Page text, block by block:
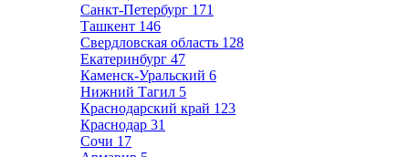
Санкт-Петербург 171
Ташкент 146
Свердловская область 128
Екатеринбург 47
Каменск-Уральский 6
Нижний Тагил 5
Краснодарский край 123
Краснодар 31
Сочи 17